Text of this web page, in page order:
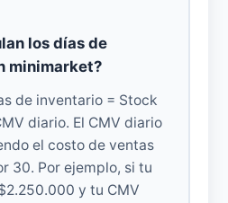
los días de
minimarket?
de inventario = Stock
diario. El CMV diario
el costo de ventas
30. Por ejemplo, si tu
y tu CMV